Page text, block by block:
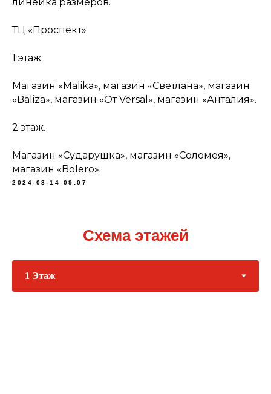
ТЦ «Проспект»
1 этаж.
Магазин «Malika», магазин «Светлана», магазин
«Baliza», магазин «От Versal», магазин «Анталия».
2 этаж.
Магазин «Сударушка», магазин «Соломея»,
магазин «Bolero».
2024-08-14 09:07
Схема этажей